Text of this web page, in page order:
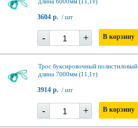
3604 р. / шт
- + В корзину
Трос буксировочный
длина 7000мм (11,1т)
3914 р. / шт
- + В корзину